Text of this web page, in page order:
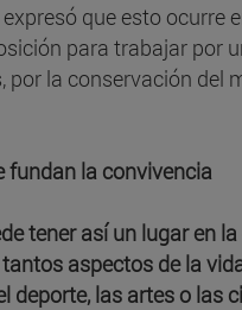
expresó que esto ocurre
para trabajar por
por la conservación del
fundan la convivencia
tener así un lugar en
aspectos de la
deporte, las artes o las